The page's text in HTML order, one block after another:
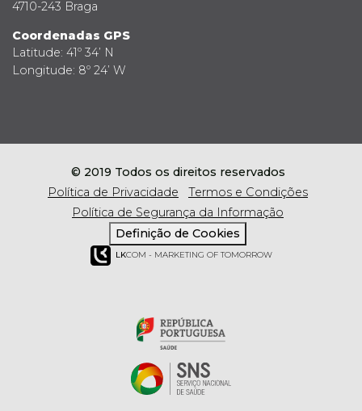
4710-243 Braga
Coordenadas GPS
Latitude: 41º 34’ N
Longitude: 8º 24’ W
© 2019 Todos os direitos reservados
Política de Privacidade
Termos e Condições
Política de Segurança da Informação
Definição de Cookies
LKCOM - MARKETING OF TOMORROW